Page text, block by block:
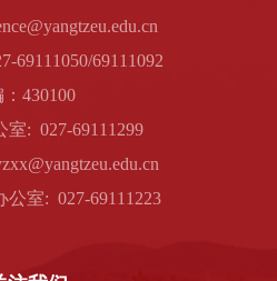
69111050/69111092
430100
室: 027-69111299
室: 027-69111223